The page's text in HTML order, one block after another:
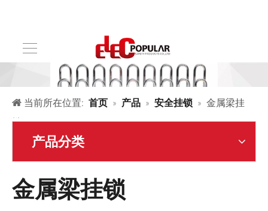
当前所在位置: 首页 » 产品 » 安全挂锁 » 金属梁挂
锁
产品分类
金属梁挂锁